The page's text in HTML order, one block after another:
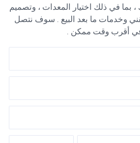
، بما في ذلك اختيار المعدات ، وتصميم
وخدمات ما بعد البيع . سوف نتصل
أقرب وقت ممكن .